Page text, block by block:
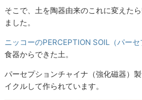
そこで、土を陶器由来のこれに変えた
ました。
ニッコーのPERCEPTION SOIL（パーセ
食器からできた土。
パーセプションチャイナ（強化磁器）
イクルして作られています。